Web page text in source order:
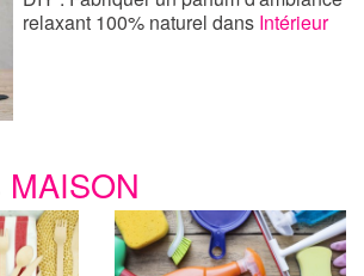
relaxant 100% natureldans Intérieur
MAISON